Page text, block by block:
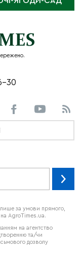
30
лише за умови прямого,
на AgroTimes.ua.
на агентство
та/чи
дозволу